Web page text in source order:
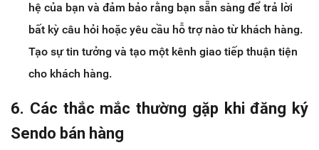
hệ của bạn và đảm bảo rằng bạn sẵn sàng để trả lời
bất kỳ câu hỏi hoặc yêu cầu hỗ trợ nào từ khách hàng.
Tạo sự tin tưởng và tạo một kênh giao tiếp thuận tiện
cho khách hàng.
6. Các thắc mắc thường gặp khi đăng ký
Sendo bán hàng